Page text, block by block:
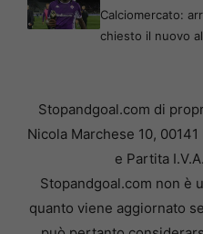
Calciomercato:
chiesto il nuovo
Stopandgoal.com di
Nicola Marchese 10,
e Partita
Stopandgoal.com non è
quanto viene aggiornato